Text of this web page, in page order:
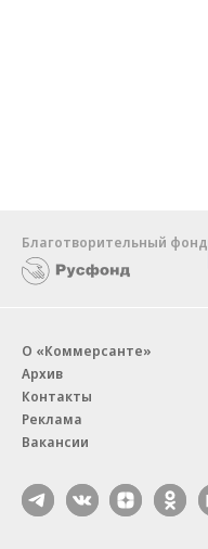
Благотворительный фонд
О «Коммерсанте»
Архив
Контакты
Реклама
Вакансии